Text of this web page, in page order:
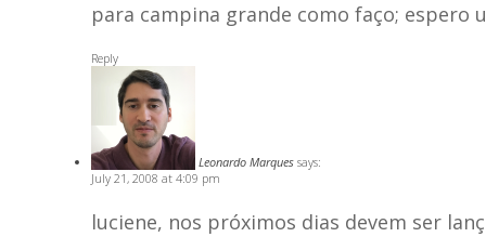
para campina grande como faço; espero
Reply
Leonardo Marques says:
July 21, 2008 at 4:09 pm
luciene, nos próximos dias devem ser